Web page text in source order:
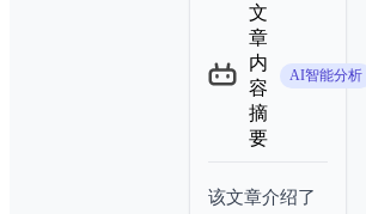
文
章
内
容
摘
要
AI智能分析
该文章介绍了